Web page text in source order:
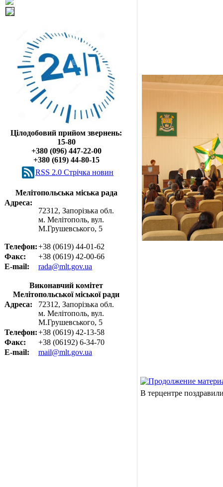
Цілодобовий прийом звернень:
15-80
+380 (096) 447-22-00
+380 (619) 44-80-15
RSS 2.0 Cтрічка новин
Мелітопольська міська рада
Адреса:
72312, Запорізька обл.
м. Мелітополь, вул.
М.Грушевського, 5
Телефон:+38 (0619) 44-01-62
Факс:
+38 (0619) 42-00-66
E-mail:
rada@mlt.gov.ua
Виконавчий комітет
Мелітопольської міської ради
Адреса:
72312, Запорізька обл.
м. Мелітополь, вул.
М.Грушевського, 5
Телефон:+38 (0619) 42-13-58
Факс:
+38 (06192) 6-34-70
E-mail:
mail@mlt.gov.ua
В терцентре